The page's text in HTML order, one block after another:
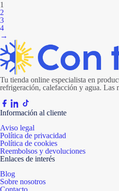
1
2
3
4
→
Tu tienda online especialista en
refrigeración, calefacción y agua. Las
Información al cliente
Aviso legal
Política de privacidad
Política de cookies
Reembolsos y devoluciones
Enlaces de interés
Blog
Sobre nosotros
Contacto